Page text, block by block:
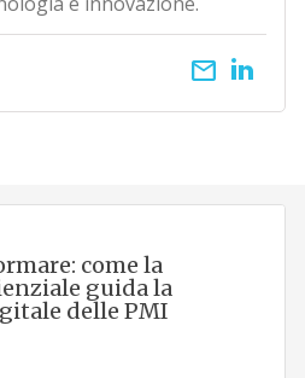
email
come la
guida la
delle PMI